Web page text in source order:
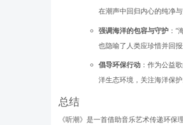
在潮声中回归内心的纯净
强调海洋的包容与守护 ：
也隐喻了人类应珍惜并回报
倡导环保行动 ：作为公益
洋生态环境，关注海洋保护
总结
《听潮》是一首借助音乐艺术传递环